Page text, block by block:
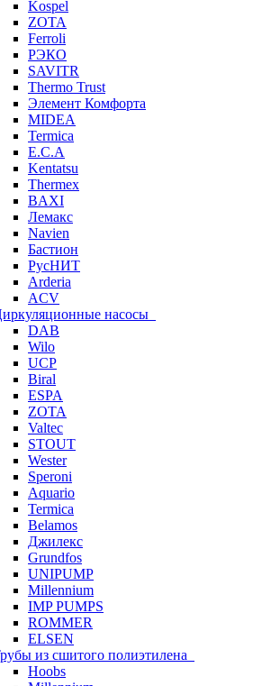
Kospel
ZOTA
Ferroli
РЭКО
SAVITR
Thermo Trust
Элемент Комфорта
MIDEA
Termica
E.C.A
Kentatsu
Thermex
BAXI
Лемакс
Navien
Бастион
РусНИТ
Arderia
ACV
насосы
DAB
Wilo
UCP
Biral
ESPA
ZOTA
Valtec
STOUT
Wester
Speroni
Aquario
Termica
Belamos
Джилекс
Grundfos
UNIPUMP
Millennium
IMP PUMPS
ROMMER
ELSEN
из сшитого полиэтилена
Hoobs